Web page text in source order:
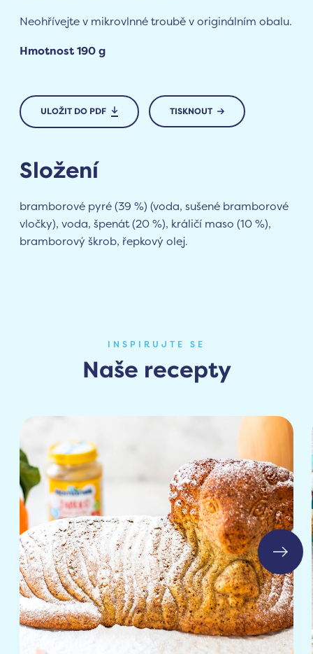
Neohřívejte v mikrovlnné troubě v originálním obalu.
Hmotnost 190 g
ULOŽIT DO PDF TISKNOUT
Složení
bramborové pyré (39 %) (voda, sušené bramborové
vločky), voda, špenát (20 %), králičí maso (10 %),
bramborový škrob, řepkový olej.
INSPIRUJTE SE
Naše recepty